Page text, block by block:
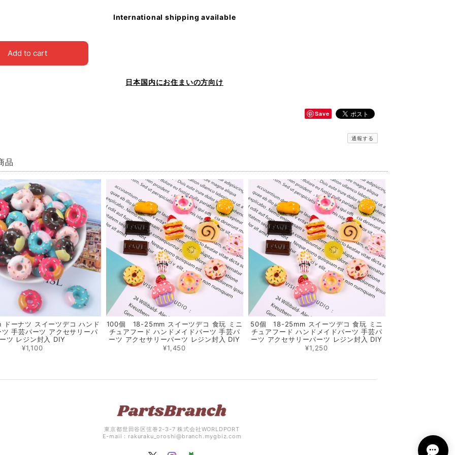
International shipping available
Add to cart
日本国内にお住まいの方向け
Save
通報する
品
ーナツ スイーツデコ ハンド
ツ 手芸パーツ アクセサリーパ
ツ レジン封入 DIY
¥1,100
100個 18-25mm スイーツデコ 食玩 ミニ
チュアフード ハンドメイドパーツ 手芸パ
ーツ アクセサリーパーツ レジン封入 DIY
¥1,450
50個 18-25mm スイーツデコ 食玩 ミニ
チュアフード ハンドメイドパーツ 手芸パ
ーツ アクセサリーパーツ レジン封入 DIY
¥1,250
東京都世田谷区弦巻2-3-7 株式会社WORLDPORT
E-mail： rakuraku_oroshi@branch.mygbiz.com